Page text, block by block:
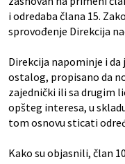
i odredaba člana 15.
sprovođenje Direkcija
Direkcija napominje i
ostalog, propisano da
zajednički ili sa drugim
opšteg interesa, u
tom osnovu sticati
Kako su objasnili, član